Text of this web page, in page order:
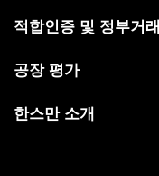
적합인증 및 정부거래
공장 평가
한스만 소개